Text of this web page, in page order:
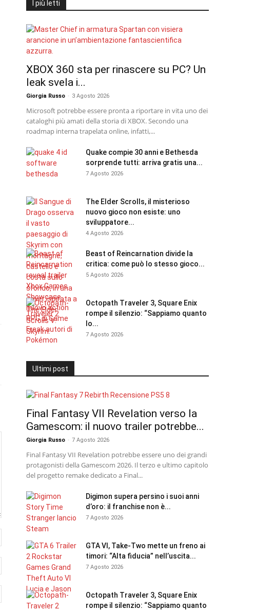
I più letti
XBOX 360 sta per rinascere su PC? Un
leak svela i...
Giorgia Russo - 3 Agosto 2026
Microsoft potrebbe essere pronta a riportare in vita uno dei
cataloghi più amati della storia di XBOX. Secondo una
roadmap interna trapelata online, infatti,...
Quake compie 30 anni e Bethesda
sorprende tutti: arriva gratis una...
7 Agosto 2026
The Elder Scrolls, il misterioso
nuovo gioco non esiste: uno
sviluppatore...
4 Agosto 2026
Beast of Reincarnation divide la
critica: come può lo stesso gioco...
5 Agosto 2026
Octopath Traveler 3, Square Enix
rompe il silenzio: “Sappiamo quanto
lo...
7 Agosto 2026
Ultimi post
Final Fantasy VII Revelation verso la
Gamescom: il nuovo trailer potrebbe...
Giorgia Russo - 7 Agosto 2026
Final Fantasy VII Revelation potrebbe essere uno dei grandi
protagonisti della Gamescom 2026. Il terzo e ultimo capitolo
del progetto remake dedicato a Final...
Digimon supera persino i suoi anni
d’oro: il franchise non è...
7 Agosto 2026
GTA VI, Take-Two mette un freno ai
timori: “Alta fiducia” nell’uscita...
7 Agosto 2026
Octopath Traveler 3, Square Enix
rompe il silenzio: “Sappiamo quanto